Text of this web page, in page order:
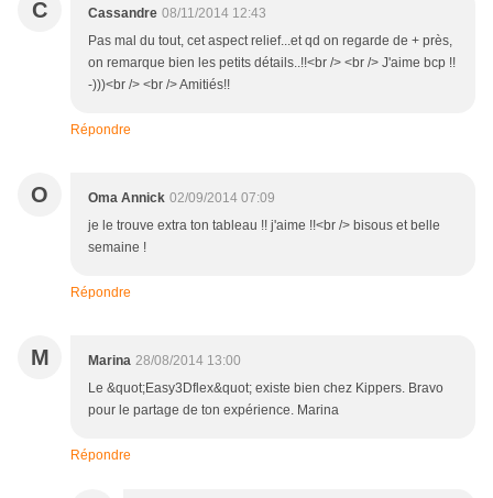
C Cassandre 08/11/2014 12:43
Pas mal du tout, cet aspect relief...et qd on regarde de + près,
on remarque bien les petits détails..!!<br /> <br /> J'aime bcp !!
-)))<br /> <br /> Amitiés!!
Répondre
O Oma Annick 02/09/2014 07:09
je le trouve extra ton tableau !! j'aime !!<br /> bisous et belle
semaine !
Répondre
M Marina 28/08/2014 13:00
Le &quot;Easy3Dflex&quot; existe bien chez Kippers. Bravo
pour le partage de ton expérience. Marina
Répondre